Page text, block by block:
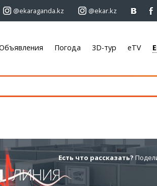
@ekaraganda.kz @ekar.kz
Объявления
Услуги
Электроника
Мебель
Погода 3D-тур eTV
Есть что рассказать?